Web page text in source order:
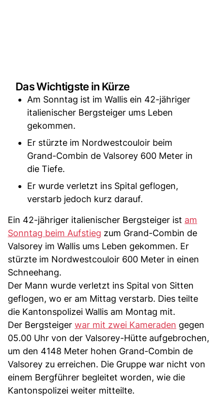
Das Wichtigste in Kürze
Am Sonntag ist im Wallis ein 42-jähriger
italienischer Bergsteiger ums Leben
gekommen.
Er stürzte im Nordwestcouloir beim
Grand-Combin de Valsorey 600 Meter in
die Tiefe.
Er wurde verletzt ins Spital geflogen,
verstarb jedoch kurz darauf.
Ein 42-jähriger italienischer Bergsteiger ist am
Sonntag beim Aufstieg zum Grand-Combin de
Valsorey im Wallis ums Leben gekommen. Er
stürzte im Nordwestcouloir 600 Meter in einen
Schneehang.
Der Mann wurde verletzt ins Spital von Sitten
geflogen, wo er am Mittag verstarb. Dies teilte
die Kantonspolizei Wallis am Montag mit.
Der Bergsteiger war mit zwei Kameraden gegen
05.00 Uhr von der Valsorey-Hütte aufgebrochen,
um den 4148 Meter hohen Grand-Combin de
Valsorey zu erreichen. Die Gruppe war nicht von
einem Bergführer begleitet worden, wie die
Kantonspolizei weiter mitteilte.